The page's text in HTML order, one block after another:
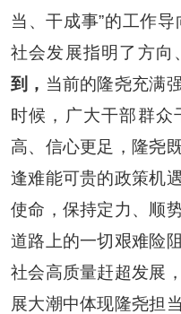
当、干成事”的工作导
社会发展指明了方向
到， 当前的隆尧充满
时候，广大干部群
高、信心更足，隆尧
逢难能可贵的政策机
使命，保持定力、顺
道路上的一切艰难险
社会高质量赶超发展
展大潮中体现隆尧担